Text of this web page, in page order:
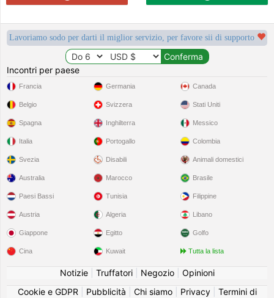
Lavoriamo sodo per darti il miglior servizio, per favore sii di supporto
Incontri per paese
Francia
Belgio
Spagna
Italia
Svezia
Germania
Svizzera
Inghilterra
Portogallo
Disabili
Canada
Stati Uniti
Messico
Colombia
Animali domestici
Australia
Paesi Bassi
Austria
Giappone
Cina
Marocco
Tunisia
Algeria
Egitto
Kuwait
Brasile
Filippine
Libano
Golfo
Tutta la lista
Notizie| Truffatori| Negozio| Opinioni
Cookie e GDPR
Pubblicità Chi siamo| Privacy| Termini di